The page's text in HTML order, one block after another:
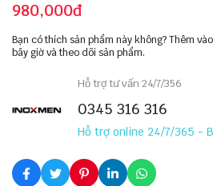
980,000đ
Bạn có thích sản phẩm này không? Thêm
bây giờ và theo dõi sản phẩm.
Hỗ trợ tư vấn 24/7/356
0345 316 316
Hỗ trợ online 24/7/365 -